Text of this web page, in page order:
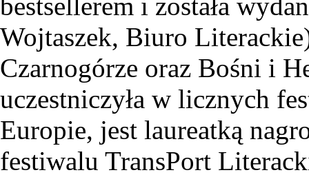
bestsellerem i została
Wojtaszek, Biuro
Czarnogórze oraz Bośni i
uczestniczyła w licznych
Europie, jest laureatką
festiwalu TransPort